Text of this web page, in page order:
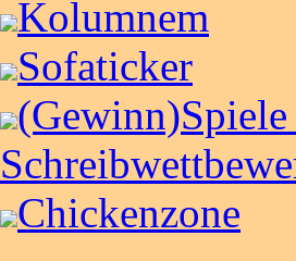
Kolumnem
Sofaticker
Chickenzone